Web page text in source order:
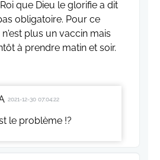
que Dieu le glorifie a dit
obligatoire. Pour ce
plus un vaccin mais
à prendre matin et soir.
2021-12-30 07:04:22
le problème !?